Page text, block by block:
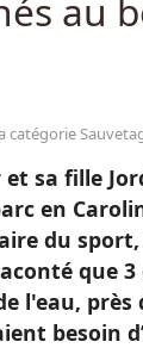
au
catégorie
sa fille
en
du
que 3
l'eau, près
besoin